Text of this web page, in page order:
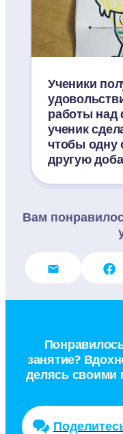
Ученики
работы
ученик
чтобы одну
другую
Вам
занятие?
делясь своими